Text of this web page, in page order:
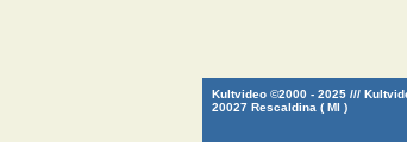
Kultvideo ©2000 - 2025 ///
20027 Rescaldina ( MI )